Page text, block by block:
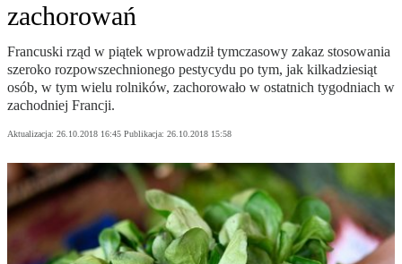
zachorowań
Francuski rząd w piątek wprowadził tymczasowy zakaz stosowania
szeroko rozpowszechnionego pestycydu po tym, jak kilkadziesiąt
osób, w tym wielu rolników, zachorowało w ostatnich tygodniach w
zachodniej Francji.
Aktualizacja: 26.10.2018 16:45 Publikacja: 26.10.2018 15:58